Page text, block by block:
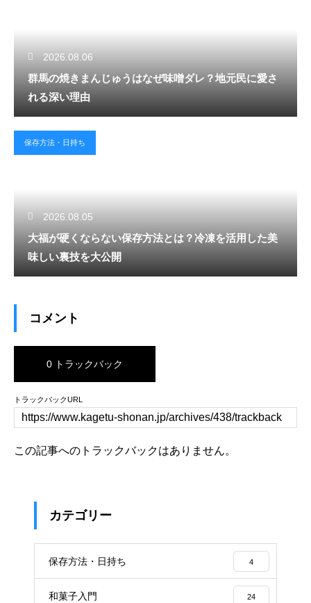
2026.08.06
群馬の焼きまんじゅうはなぜ味噌ダレ？地元民に愛さ
れる深い理由
保存方法・日持ち
2026.08.05
大福が硬くならない保存方法とは？冷凍を活用した美
味しい裏技を大公開
コメント
0 トラックバック
トラックバックURL
この記事へのトラックバックはありません。
カテゴリー
保存方法・日持ち 4
和菓子入門 24